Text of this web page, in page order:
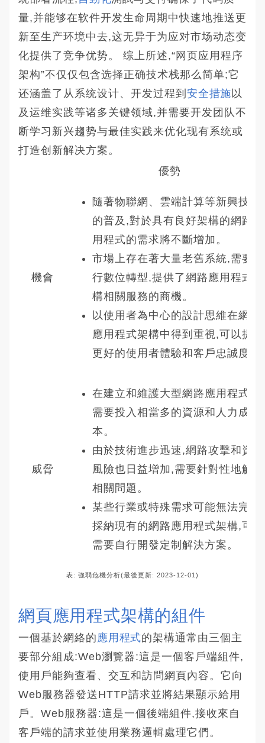
量,并能够在软件开发生命周期中快速地推送更
新至生产环境中去,这无异于为应对市场动态变
化提供了竞争优势。 综上所述,“网页应用程序
架构”不仅仅包含选择正确技术栈那么简单;它
还涵盖了从系统设计、开发过程到 安全措施 以
及运维实践等诸多关键领域,并需要开发团队不
断学习新兴趨势与最佳实践来优化现有系统或
打造创新解决方案。
優勢
機會
隨著物聯網、雲端計算等新興技術
的普及,對於具有良好架構的網路應
用程式的需求將不斷增加。
市場上存在著大量老舊系統,需要進
行數位轉型,提供了網路應用程式架
構相關服務的商機。
以使用者為中心的設計思維在網路
應用程式架構中得到重視,可以提供
更好的使用者體驗和客戶忠誠度。
威脅
在建立和維護大型網路應用程式時,
需要投入相當多的資源和人力成
本。
由於技術進步迅速,網路攻擊和資安
風險也日益增加,需要針對性地解決
相關問題。
某些行業或特殊需求可能無法完全
採納現有的網路應用程式架構,可能
需要自行開發定制解決方案。
表: 強弱危機分析(最後更新: 2023-12-01)
網頁應用程式架構的組件
一個基於網絡的 應用程式的架構通常由三個主
要部分組成:Web瀏覽器:這是一個客戶端組件,
使用戶能夠查看、交互和訪問網頁內容。它向
Web服務器發送HTTP請求並將結果顯示給用
戶。Web服務器:這是一個後端組件,接收來自
客戶端的請求並使用業務邏輯處理它們。